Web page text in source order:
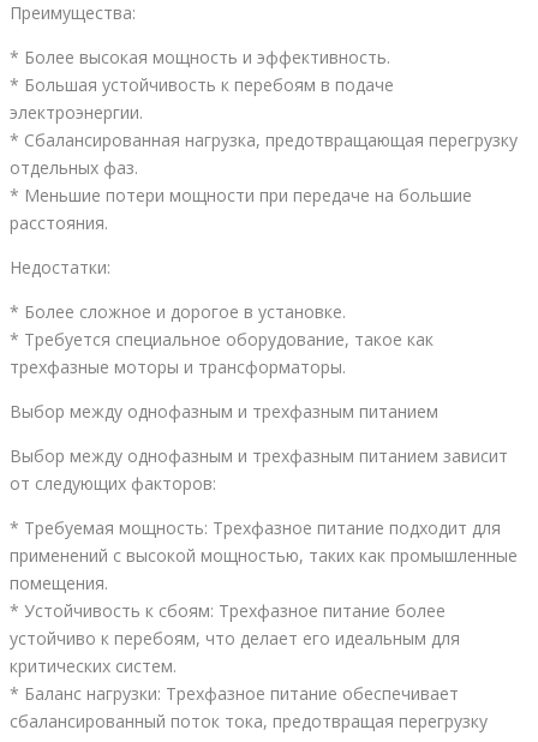
Преимущества:
* Более высокая мощность и эффективность.
* Большая устойчивость к перебоям в подаче
электроэнергии.
* Сбалансированная нагрузка, предотвращающая перегрузку
отдельных фаз.
* Меньшие потери мощности при передаче на большие
расстояния.
Недостатки:
* Более сложное и дорогое в установке.
* Требуется специальное оборудование, такое как
трехфазные моторы и трансформаторы.
Выбор между однофазным и трехфазным питанием
Выбор между однофазным и трехфазным питанием зависит
от следующих факторов:
* Требуемая мощность: Трехфазное питание подходит для
применений с высокой мощностью, таких как промышленные
помещения.
* Устойчивость к сбоям: Трехфазное питание более
устойчиво к перебоям, что делает его идеальным для
критических систем.
* Баланс нагрузки: Трехфазное питание обеспечивает
сбалансированный поток тока, предотвращая перегрузку